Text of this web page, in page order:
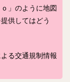
」のように地図
供してはどう
る交通規制情報